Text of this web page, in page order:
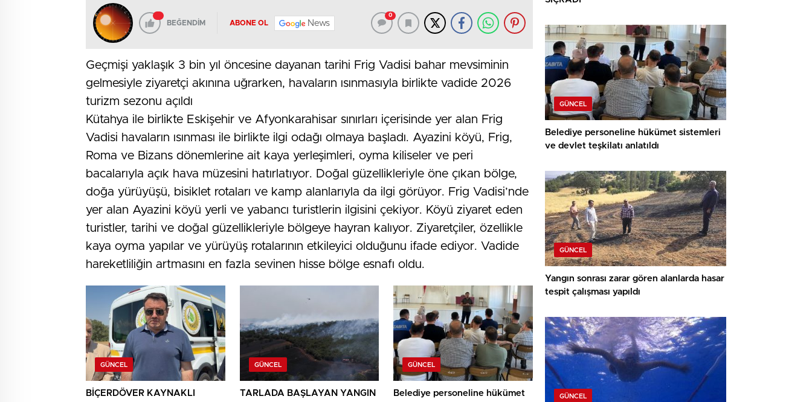
BEĞENDİM ABONE OL News
0
Geçmişi yaklaşık 3 bin yıl öncesine dayanan tarihi Frig Vadisi bahar mevsiminin
gelmesiyle ziyaretçi akınına uğrarken, havaların ısınmasıyla birlikte vadide 2026
turizm sezonu açıldı
Kütahya ile birlikte Eskişehir ve Afyonkarahisar sınırları içerisinde yer alan Frig
Vadisi havaların ısınması ile birlikte ilgi odağı olmaya başladı. Ayazini köyü, Frig,
Roma ve Bizans dönemlerine ait kaya yerleşimleri, oyma kiliseler ve peri
bacalarıyla açık hava müzesini hatırlatıyor. Doğal güzellikleriyle öne çıkan bölge,
doğa yürüyüşü, bisiklet rotaları ve kamp alanlarıyla da ilgi görüyor. Frig Vadisi’nde
yer alan Ayazini köyü yerli ve yabancı turistlerin ilgisini çekiyor. Köyü ziyaret eden
turistler, tarihi ve doğal güzellikleriyle bölgeye hayran kalıyor. Ziyaretçiler, özellikle
kaya oyma yapılar ve yürüyüş rotalarının etkileyici olduğunu ifade ediyor. Vadide
hareketliliğin artmasını en fazla sevinen hisse bölge esnafı oldu.
GÜNCEL
BİÇERDÖVER KAYNAKLI
GÜNCEL
TARLADA BAŞLAYAN YANGIN
GÜNCEL
Belediye personeline hükümet
GÜNCEL
Belediye personeline hükümet sistemleri
ve devlet teşkilatı anlatıldı
GÜNCEL
Yangın sonrası zarar gören alanlarda hasar
tespit çalışması yapıldı
GÜNCEL